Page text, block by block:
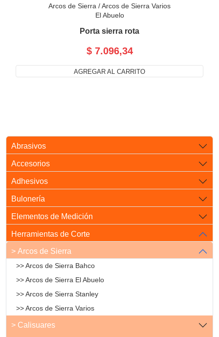
Abrasivos
Accesorios
Adhesivos
Bulonería
Elementos de Medición
Herramientas de Corte
> Arcos de Sierra
>> Arcos de Sierra Bahco
>> Arcos de Sierra El Abuelo
>> Arcos de Sierra Stanley
>> Arcos de Sierra Varios
> Calisuares
Arcos de Sierra /Arcos de Sierra Varios
El Abuelo
Porta sierra rota
$ 7.096,34
AGREGAR AL CARRITO